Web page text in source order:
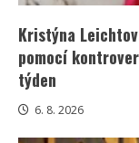
Kristýna
pomocí
týden
6. 8. 2026